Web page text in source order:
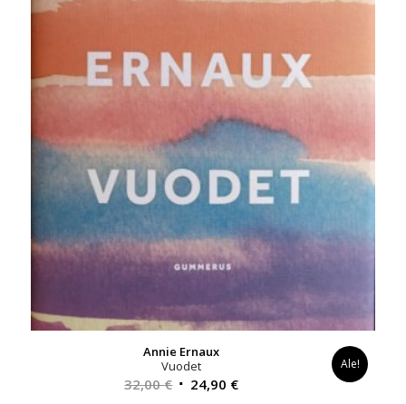
Annie Ernaux
Vuodet
32,00€ Alkuperäinen
24,90 €Nykyinen
Ale!